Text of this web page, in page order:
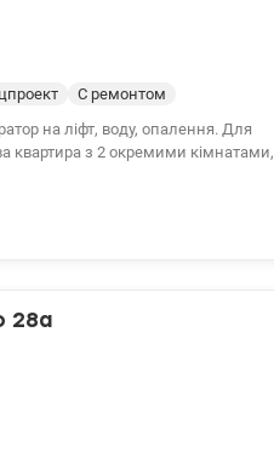
С ремонтом
на ліфт, воду, опалення. Для
квартира з 2 окремими кімнатами,
28а